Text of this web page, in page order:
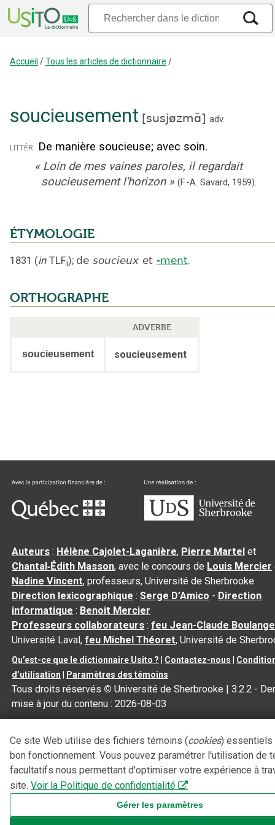
Accueil /Tous les articles de dictionnaire /
soucieusement [susjøzmɑ̃] adv.
littér. De manière soucieuse; avec soin.
« Loin de mes vaines paroles, il regardait
soucieusement l'horizon » (F.-A. Savard, 1959).
ÉTYMOLOGIE
1831 (in TLFi); de soucieux et -ment.
ORTHOGRAPHE
ADVERBE
soucieusement soucieusement
Auteurs : Hélène Cajolet-Laganière, Pierre Martel et
Chantal‑Édith Masson, avec le concours de Louis Mercier
Nadine Vincent, professeurs, Université de Sherbrooke
Direction lexicographique :Serge D’Amico - Direction
informatique : Benoit Mercier
Professeurs collaborateurs :feu Jean-Claude
Université Laval,feu Michel Théoret, Université de
Qu’est-ce que le dictionnaire Usito ? Contactez-nous
d’utilisation
Paramètres des témoins
Tous droits réservés © Université de Sherbrooke |3.2.2 -
mise à jour du contenu :2026-08-03
Ce site Web utilise des fichiers témoins (cookies) essentiels
bon fonctionnement. Vous pouvez paramétrer l'utilisation de
facultatifs nous permettant d'optimiser votre expérience à
site. Voir la Politique de confidentialité
Gérer les paramètres